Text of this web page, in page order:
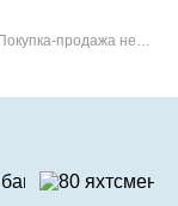
13.09.23, Частные объявления / Покупка-продажа недвижимости